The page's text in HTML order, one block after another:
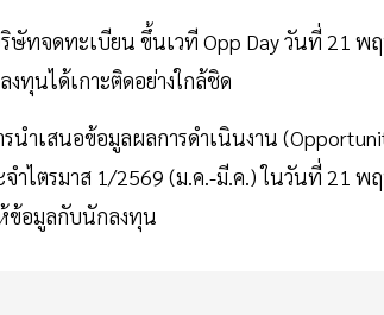
ษัทจดทะเบียน ขึ้นเวที Opp Day วันที่ 21
ทุนได้เกาะติดอย่างใกล้ชิด
นำเสนอข้อมูลผลการดำเนินงาน
ำไตรมาส 1/2569 (ม.ค.-มี.ค.) ในวันที่ 21 พ
ข้อมูลกับนักลงทุน